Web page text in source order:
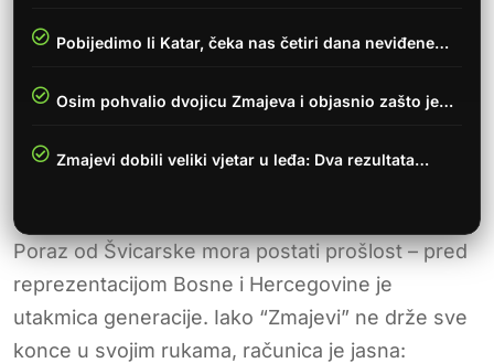
Pobijedimo li Katar, čeka nas četiri dana neviđene…
Osim pohvalio dvojicu Zmajeva i objasnio zašto je…
Zmajevi dobili veliki vjetar u leđa: Dva rezultata…
Poraz od Švicarske mora postati prošlost – pred
reprezentacijom Bosne i Hercegovine je
utakmica generacije. Iako “Zmajevi” ne drže sve
konce u svojim rukama, računica je jasna: